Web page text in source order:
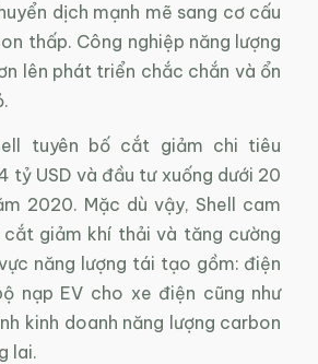
dịch mạnh mẽ sang cơ cấu
thấp. Công nghiệp năng lượng
lên phát triển chắc chắn và ổn
tuyên bố cắt giảm chi tiêu
tỷ USD và đầu tư xuống dưới 20
2020. Mặc dù vậy, Shell cam
giảm khí thải và tăng cường
năng lượng tái tạo gồm: điện
nạp EV cho xe điện cũng như
kinh doanh năng lượng carbon
lai.